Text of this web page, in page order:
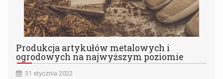
Produkcja artykułów metalowych i
ogrodowych na najwyższym poziomie
31 stycznia 2022